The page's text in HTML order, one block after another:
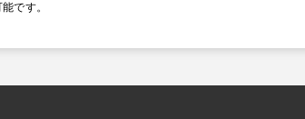
です。